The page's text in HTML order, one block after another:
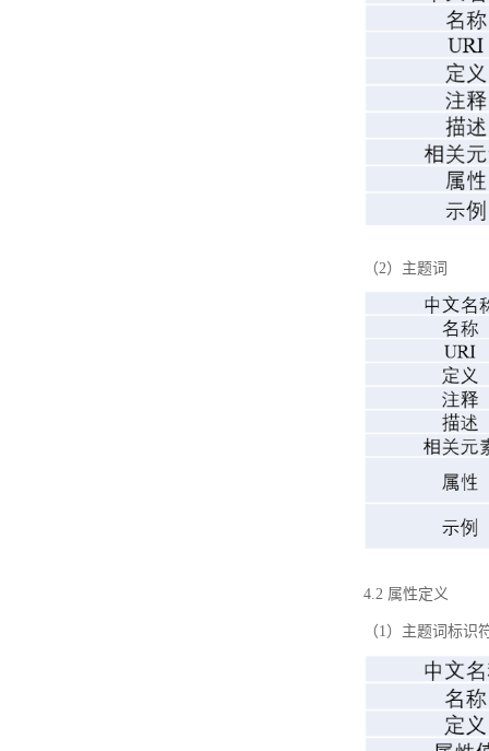
（2）主题词
4.2 属性定义
（1）主题词标识